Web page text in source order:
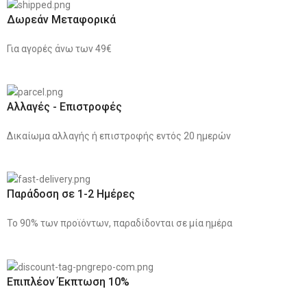
Δωρεάν Μεταφορικά
Για αγορές άνω των 49€
Αλλαγές - Επιστροφές
Δικαίωμα αλλαγής ή επιστροφής εντός 20 ημερών
Παράδοση σε 1-2 Ημέρες
Το 90% των προϊόντων, παραδίδονται σε μία ημέρα
Επιπλέον Έκπτωση 10%